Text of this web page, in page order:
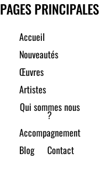
PAGES PRINCIPALES
Accueil
Nouveautés
Œuvres
Artistes
Qui sommes nous
?
Accompagnement
Blog
Contact